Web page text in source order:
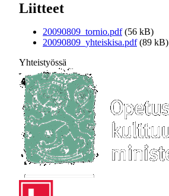
Liitteet
20090809_tornio.pdf (56 kB)
20090809_yhteiskisa.pdf (89 kB)
Yhteistyössä